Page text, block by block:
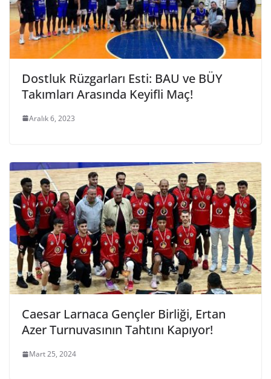
Dostluk Rüzgarları Esti: BAU ve BÜY
Takımları Arasında Keyifli Maç!
Aralık 6, 2023
Caesar Larnaca Gençler Birliği, Ertan
Azer Turnuvasının Tahtını Kapıyor!
Mart 25, 2024